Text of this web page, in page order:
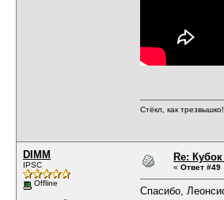
Стёкл, как трезвышко!
DIMM
IPSC
Offline
Re:
« Ответ #49
Спасибо,